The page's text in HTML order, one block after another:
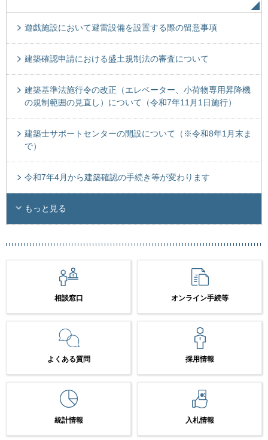
遊戯施設において避雷設備を設置する際の留意事項
建築確認申請における盛土規制法の審査について
建築基準法施行令の改正（エレベーター、小荷物専用昇降機
の規制範囲の見直し）について（令和7年11月1日施行）
建築士サポートセンターの開設について（※令和8年1月末ま
で）
令和7年4月から建築確認の手続き等が変わります
もっと見る
相談窓口 オンライン手続等
よくある質問 採用情報
統計情報 入札情報